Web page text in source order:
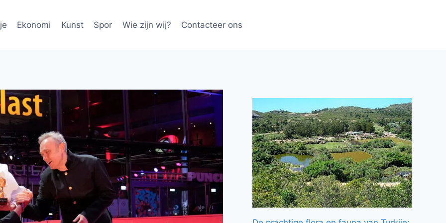
Ekonomi Kunst Spor Wie zijn wij? Contacteer ons